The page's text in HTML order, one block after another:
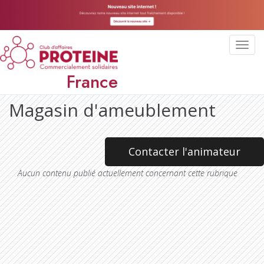
France
Magasin d'ameublement
Contacter l'animateur
Aucun contenu publié actuellement concernant cette rubrique